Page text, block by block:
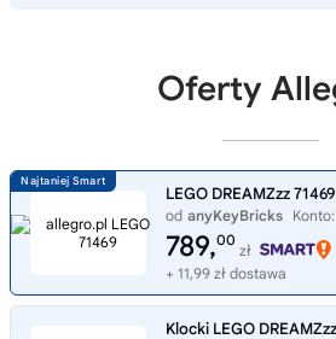
Oferty
LEGO DREAMZzz
od anyKeyBricks Konto:
789,00
zł
+ 11,99 zł dostawa